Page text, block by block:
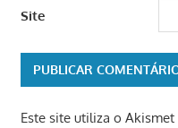
Site
Este site utiliza o